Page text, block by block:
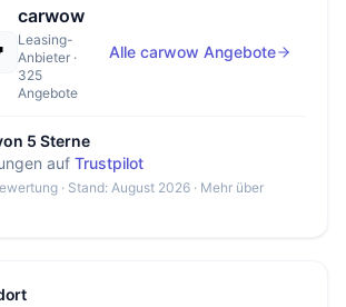
carwow
Leasing-
Anbieter ·
325
Angebote
Alle carwow Angebote
5 Sterne
auf Trustpilot
· Stand: August 2026 · Mehr über